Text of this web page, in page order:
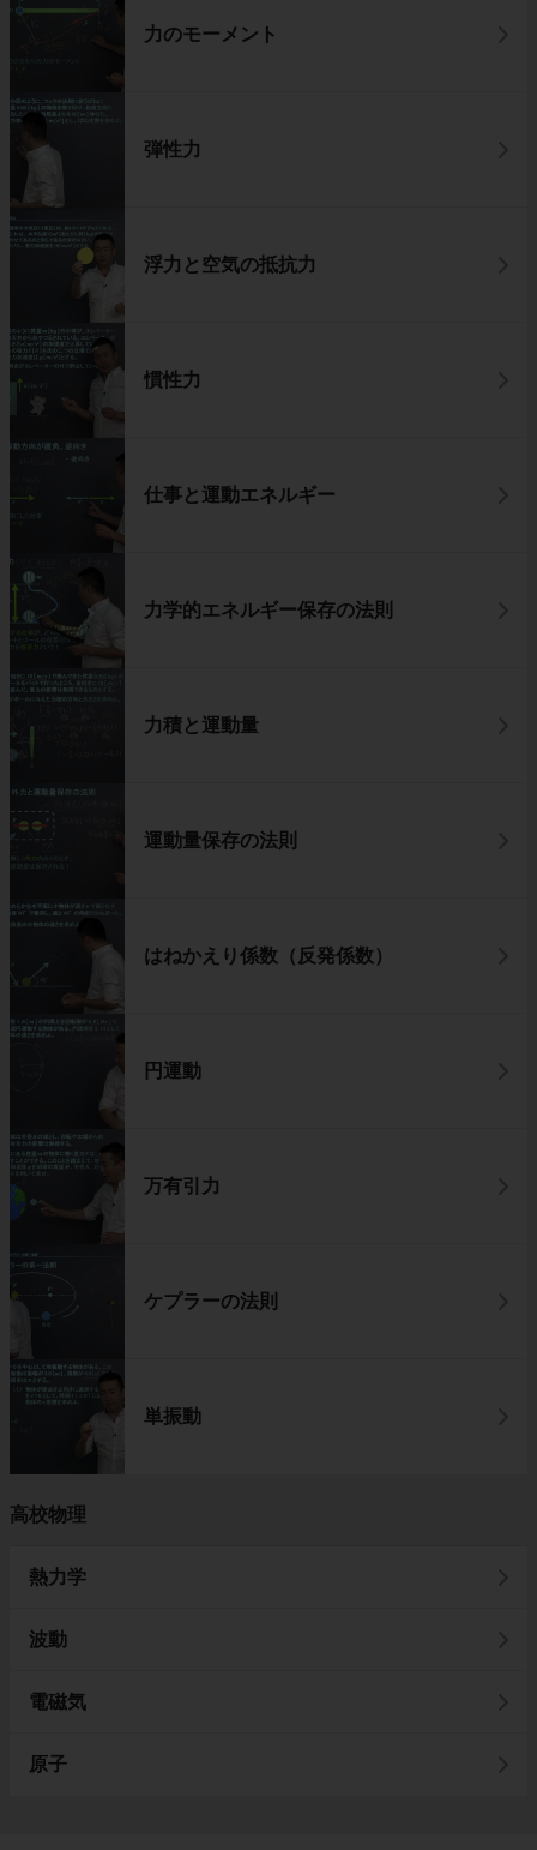
力のモーメント
弾性力
浮力と空気の抵抗力
慣性力
仕事と運動エネルギー
力学的エネルギー保存の法則
力積と運動量
運動量保存の法則
はねかえり係数（反発係数）
円運動
万有引力
ケプラーの法則
単振動
高校物理
熱力学
波動
電磁気
原子